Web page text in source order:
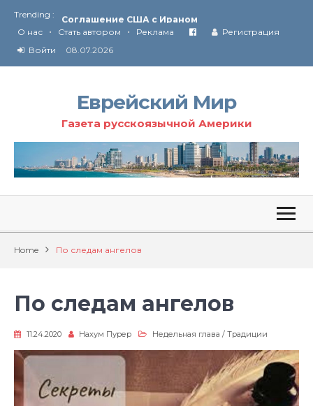
Trending :
Соглашение США с Ираном
Технология Революции в Иране
О нас • Стать автором • Реклама
Регистрация
Войти
08.07.2026
Еврейский Мир
Газета русскоязычной Америки
Home По следам ангелов
По следам ангелов
11.24.2020 Нахум Пурер Недельная глава / Традиции